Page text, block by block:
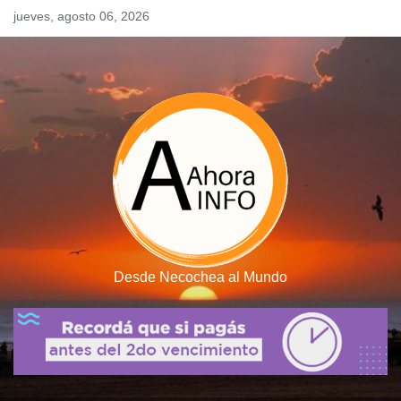
Skipjueves, agosto 06, 2026
Desde Necochea al Mundo